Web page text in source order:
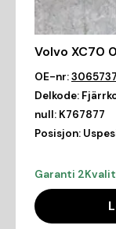
Volvo XC70
OE-nr:
Delkode:
null: K767877
Posisjon:
Garanti 2